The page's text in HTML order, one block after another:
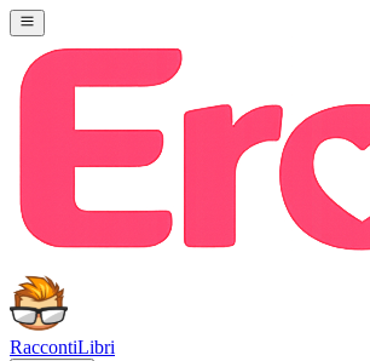
RaccontiLibri